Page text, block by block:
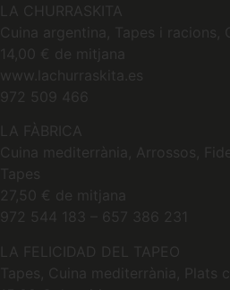
LA CHURRASKITA
Cuina argentina, Tapes i racions,
14,00 € de mitjana
www.lachurraskita.es
972 509 466
LA FÀBRICA
Cuina mediterrània, Arrossos,
Tapes
27,50 € de mitjana
972 544 183 – 657 386 231
LA FELICIDAD DEL TAPEO
Tapes, Cuina mediterrània, Plats